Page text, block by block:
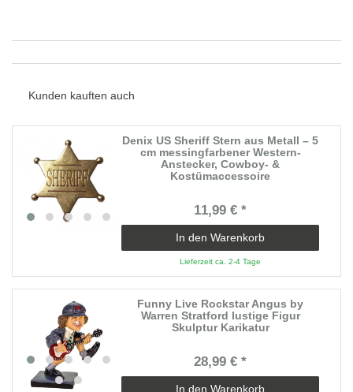
Kunden kauften auch
Denix US Sheriff Stern aus Metall – 5
cm messingfarbener Western-
Anstecker, Cowboy- &
Kostümaccessoire
11,99 € *
In den Warenkorb
Lieferzeit ca. 2-4 Tage
Funny Live Rockstar Angus by
Warren Stratford lustige Figur
Skulptur Karikatur
28,99 € *
In den Warenkorb